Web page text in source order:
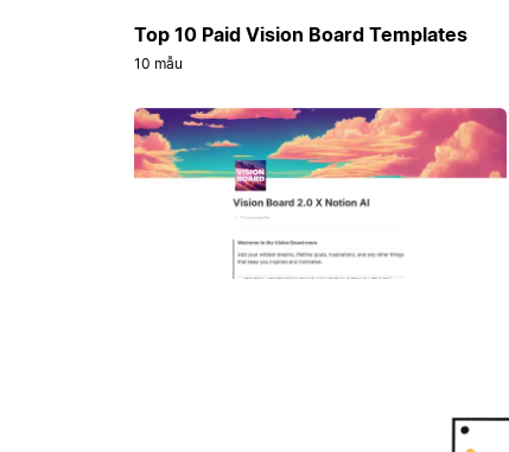
Top 10 Paid Vision Board Templates
10 mẫu